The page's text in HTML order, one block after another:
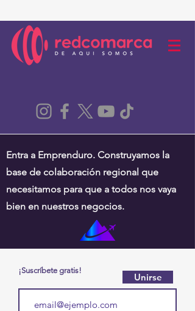
Entra a Emprenduro. Construyamos la
base de colaboración regional que
necesitamos para que a todos nos vaya
bien en nuestros negocios.
¡Suscríbete gratis!
Unirse